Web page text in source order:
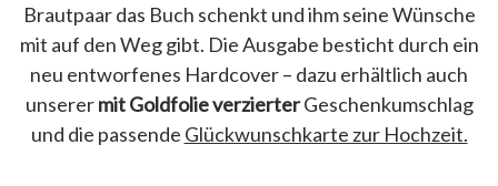
Brautpaar das Buch schenkt und ihm seine Wünsche
mit auf den Weg gibt. Die Ausgabe besticht durch ein
neu entworfenes Hardcover – dazu erhältlich auch
unserermit Goldfolie verzierterGeschenkumschlag
und die passende Glückwunschkarte zur Hochzeit.